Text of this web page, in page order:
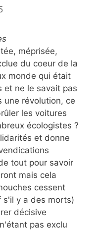
méprisée,
du coeur de la
monde qui était
et ne le savait pas
une révolution, ce
les voitures
écologistes ?
et donne
tout pour savoir
mais cela
cessent
s'il y a des morts)
décisive
pas exclu